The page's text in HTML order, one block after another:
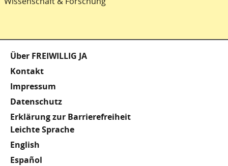
Fußzeile
Über FREIWILLIG JA
Kontakt
Impressum
Datenschutz
Erklärung zur Barrierefreiheit
Meta
Footer
Leichte Sprache
English
Español